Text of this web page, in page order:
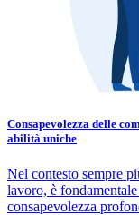
Consapevolezza delle
abilità uniche
Nel contesto sempre
lavoro, è
consapevolezza